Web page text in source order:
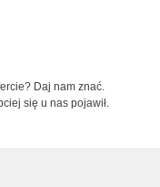
Daj nam znać.
się u nas pojawił.